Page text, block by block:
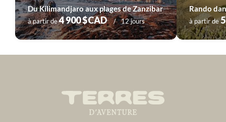
Du Kilimandjaro aux plages de Zanzibar
à partir de4 900 $CAD 12 jours
Rando
à partir de